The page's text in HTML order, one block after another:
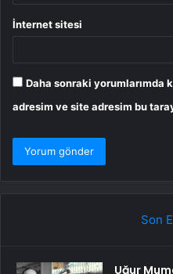
İnternet sitesi
Daha sonraki yorumlarımda
adresim ve site adresim bu
Son
Uğur